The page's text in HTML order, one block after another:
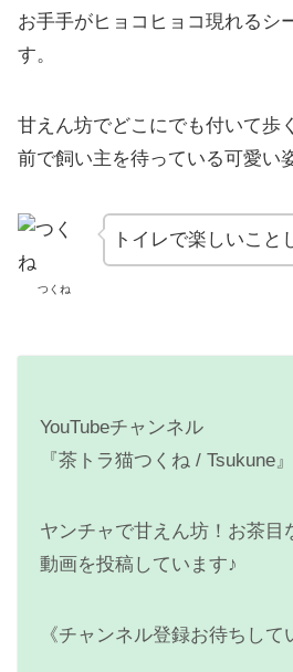
お手手がヒョコヒョコ現れるシ
す。
甘えん坊でどこにでも付いて歩く
前で飼い主を待っている可愛い
つくね
トイレで楽しいこと
YouTubeチャンネル
『茶トラ猫つくね / Tsukune』
ヤンチャで甘えん坊！お茶目
動画を投稿しています♪
《チャンネル登録お待ちして